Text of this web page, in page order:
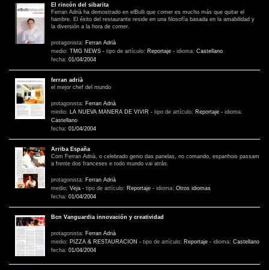
El rincón del sibarita
Ferran Adrià ha demostrado en elBulli que comer es mucho más que quitar el
hambre. El éxito del restaurante reside en una filosofía basada en la amabilidad y
la diversión a la hora de comer.
protagonista: Ferran Adrià
medio: TMG NEWS - tipo de artículo: Reportaje - idioma: Castellano
fecha: 01/04/2004
ferran adrià
el mejor chef del mundo
protagonista: Ferran Adrià
medio: LA NUEVA MANERA DE VIVIR - tipo de artículo: Reportaje - idioma:
Castellano
fecha: 01/04/2004
Arriba España
Com Ferran Adrià, o celebrado genio das panelas, no comando, espanhois passam
a frente dos franceses e todo mundo vai atrás.
protagonista: Ferran Adrià
medio: Veja - tipo de artículo: Reportaje - idioma: Otros idiomas
fecha: 01/04/2004
Bcn Vanguardia innovación y creatividad
protagonista: Ferran Adrià
medio: PIZZA & RESTAURACION - tipo de artículo: Reportaje - idioma: Castellano
fecha: 01/04/2004